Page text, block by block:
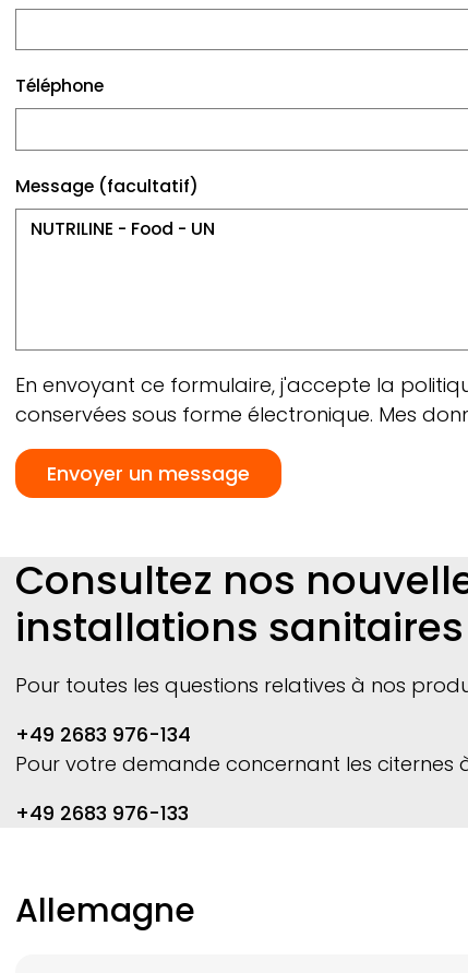
Téléphone
Message (facultatif)
En envoyant ce formulaire, j'accepte la
conservées sous forme électronique. Mes
Consultez nos
installations
Pour toutes les questions relatives à nos
+49 2683 976-134
Pour votre demande concernant les citernes
+49 2683 976-133
Allemagne